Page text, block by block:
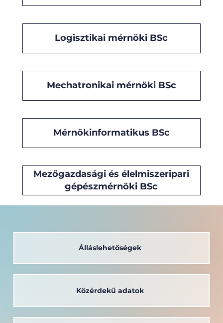
Logisztikai mérnöki BSc
Mechatronikai mérnöki BSc
Mérnökinformatikus BSc
Mezőgazdasági és élelmiszeripari
gépészmérnöki BSc
Álláslehetőségek
Közérdekű adatok